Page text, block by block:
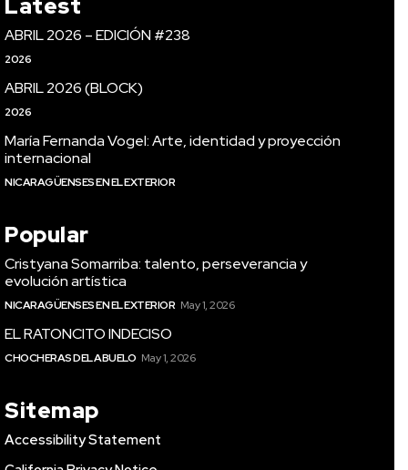
Latest
ABRIL 2026 – EDICIÓN #238
2026
ABRIL 2026 (BLOCK)
2026
María Fernanda Vogel: Arte, identidad y proyección
internacional
NICARAGÜENSES EN EL EXTERIOR
Popular
Cristyana Somarriba: talento, perseverancia y
evolución artística
NICARAGÜENSES EN EL EXTERIOR May 1, 2026
EL RATONCITO INDECISO
CHOCHERAS DEL ABUELO May 1, 2026
Sitemap
Accessibility Statement